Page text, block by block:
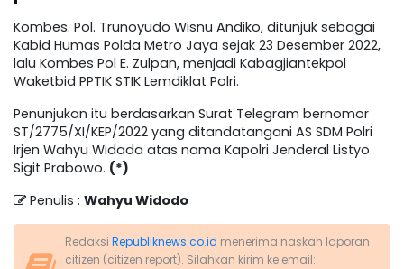
Kombes. Pol. Trunoyudo Wisnu Andiko, ditunjuk sebagai
Kabid Humas Polda Metro Jaya sejak 23 Desember 2022,
lalu Kombes Pol E. Zulpan, menjadi Kabagjiantekpol
Waketbid PPTIK STIK Lemdiklat Polri.
Penunjukan itu berdasarkan Surat Telegram bernomor
ST/2775/XI/KEP/2022 yang ditandatangani AS SDM Polri
Irjen Wahyu Widada atas nama Kapolri Jenderal Listyo
Sigit Prabowo. (*)
Penulis : Wahyu Widodo
Redaksi Republiknews.co.id menerima naskah laporan
citizen (citizen report). Silahkan kirim ke email: